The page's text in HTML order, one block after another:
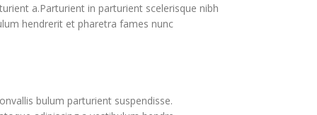
a.Parturient in parturient scelerisque nibh
hendrerit et pharetra fames nunc
bulum parturient suspendisse.